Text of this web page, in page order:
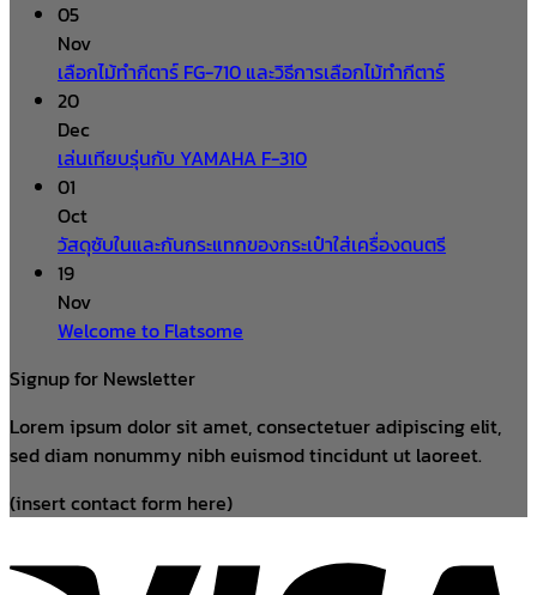
05
Nov
เลือกไม้ทำกีตาร์ FG-710 และวิธีการเลือกไม้ทำกีตาร์
20
Dec
เล่นเทียบรุ่นกับ YAMAHA F-310
01
Oct
วัสดุซับในและกันกระแทกของกระเป๋าใส่เครื่องดนตรี
19
Nov
Welcome to Flatsome
Signup for Newsletter
Lorem ipsum dolor sit amet, consectetuer adipiscing elit,
sed diam nonummy nibh euismod tincidunt ut laoreet.
(insert contact form here)